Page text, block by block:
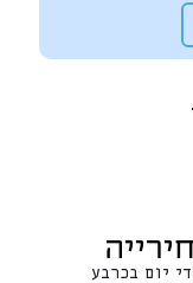
יום בכרבע